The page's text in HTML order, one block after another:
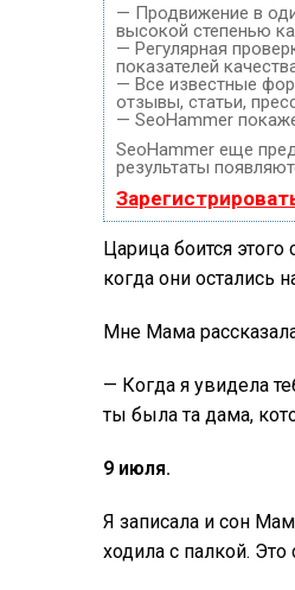
— Продвижение в
высокой степенью
— Регулярная
показателей
— Все известные
отзывы, статьи,
— SeoHammer
SeoHammer еще
результаты
Царица боится
когда они остались
Мне Мама
— Когда я увидела
ты была та дама,
9 июля.
Я записала и сон
ходила с палкой. Это